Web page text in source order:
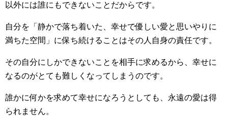
以外には誰にもできないことだからです。
自分を「静かで落ち着いた、幸せで優しい愛と思いやりに
満ちた空間」に保ち続けることはその人自身の責任です。
その自分にしかできないことを相手に求めるから、幸せに
なるのがとても難しくなってしまうのです。
誰かに何かを求めて幸せになろうとしても、永遠の愛は得
られません。